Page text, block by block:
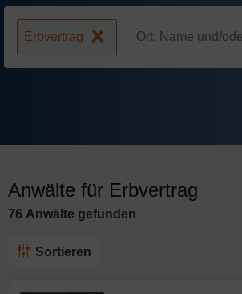
Erbvertrag
Anwälte für Erbvertrag
76 Anwälte gefunden
Sortieren